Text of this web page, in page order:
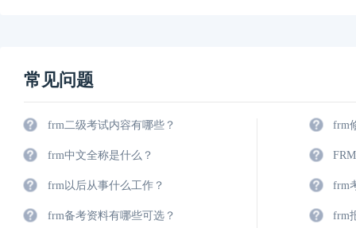
常见问题
frm二级考试内容有哪些？
frm中文全称是什么？
frm以后从事什么工作？
frm备考资料有哪些可选？
frm
frm
frm